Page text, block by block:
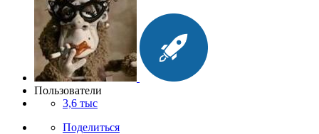
Пользователи
3,6 тыс
Поделиться